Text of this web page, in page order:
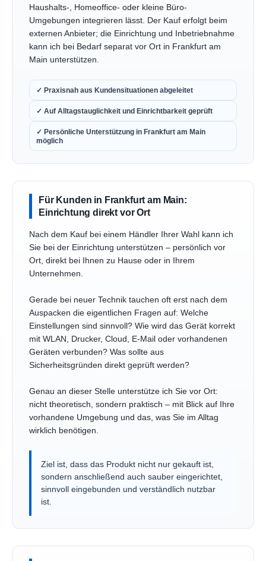
Haushalts-, Homeoffice- oder kleine Büro-
Umgebungen integrieren lässt. Der Kauf erfolgt beim
externen Anbieter; die Einrichtung und Inbetriebnahme
kann ich bei Bedarf separat vor Ort in Frankfurt am
Main unterstützen.
✓ Praxisnah aus Kundensituationen abgeleitet
✓ Auf Alltagstauglichkeit und Einrichtbarkeit geprüft
✓ Persönliche Unterstützung in Frankfurt am Main
möglich
Für Kunden in Frankfurt am Main:
Einrichtung direkt vor Ort
Nach dem Kauf bei einem Händler Ihrer Wahl kann ich
Sie bei der Einrichtung unterstützen – persönlich vor
Ort, direkt bei Ihnen zu Hause oder in Ihrem
Unternehmen.
Gerade bei neuer Technik tauchen oft erst nach dem
Auspacken die eigentlichen Fragen auf: Welche
Einstellungen sind sinnvoll? Wie wird das Gerät korrekt
mit WLAN, Drucker, Cloud, E-Mail oder vorhandenen
Geräten verbunden? Was sollte aus
Sicherheitsgründen direkt geprüft werden?
Genau an dieser Stelle unterstütze ich Sie vor Ort:
nicht theoretisch, sondern praktisch – mit Blick auf Ihre
vorhandene Umgebung und das, was Sie im Alltag
wirklich benötigen.
Ziel ist, dass das Produkt nicht nur gekauft ist,
sondern anschließend auch sauber eingerichtet,
sinnvoll eingebunden und verständlich nutzbar
ist.